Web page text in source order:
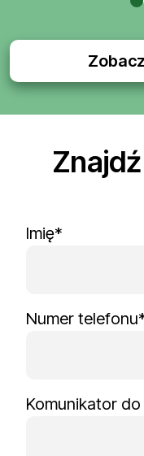
Imię*
Numer
Komunikator